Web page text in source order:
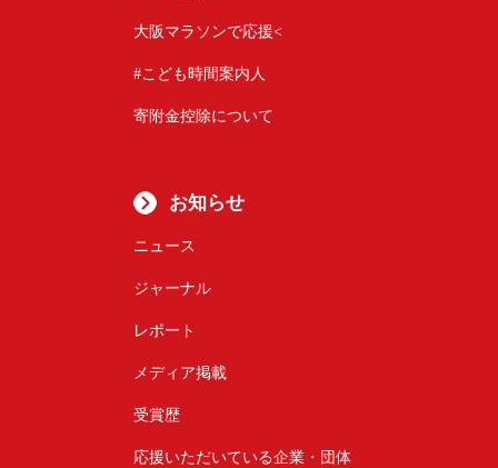
大阪マラソンで応援<
#こども時間案内人
寄附金控除について
お知らせ
ニュース
ジャーナル
レポート
メディア掲載
受賞歴
応援いただいている企業・団体